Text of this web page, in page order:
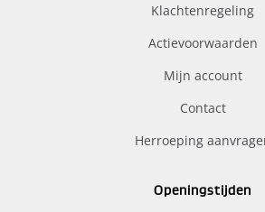
Klachtenregeling
Actievoorwaarden
Mijn account
Contact
Herroeping
Openingstijden